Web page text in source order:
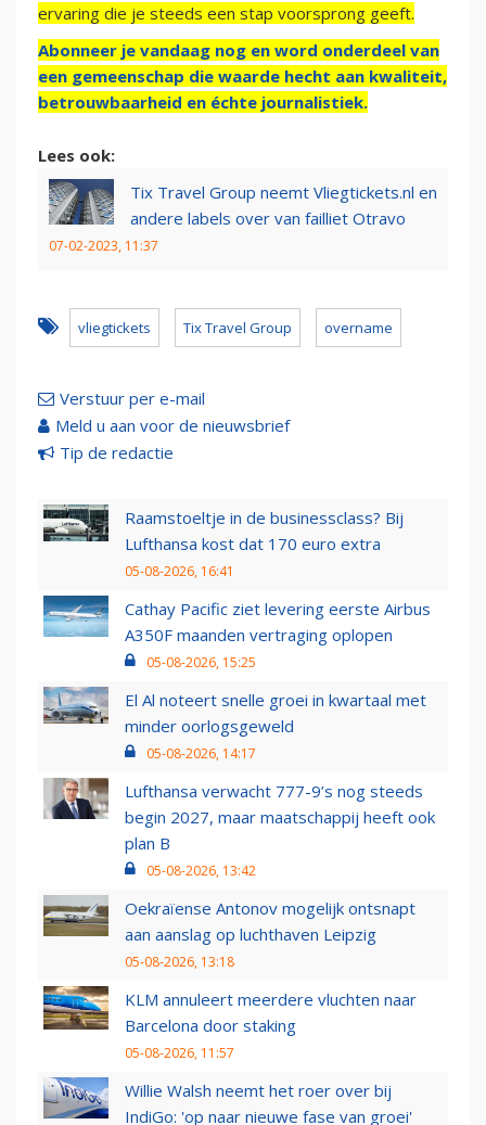
ervaring die je steeds een stap voorsprong geeft.
Abonneer je vandaag nog en word onderdeel van
een gemeenschap die waarde hecht aan kwaliteit,
betrouwbaarheid en échte journalistiek.
Lees ook:
Tix Travel Group neemt Vliegtickets.nl en
andere labels over van failliet Otravo
07-02-2023, 11:37
vliegtickets Tix Travel Group overname
Verstuur per e-mail
Meld u aan voor de nieuwsbrief
Tip de redactie
Raamstoeltje in de businessclass? Bij
Lufthansa kost dat 170 euro extra
05-08-2026, 16:41
Cathay Pacific ziet levering eerste Airbus
A350F maanden vertraging oplopen
05-08-2026, 15:25
El Al noteert snelle groei in kwartaal met
minder oorlogsgeweld
05-08-2026, 14:17
Lufthansa verwacht 777-9’s nog steeds
begin 2027, maar maatschappij heeft ook
plan B
05-08-2026, 13:42
Oekraïense Antonov mogelijk ontsnapt
aan aanslag op luchthaven Leipzig
05-08-2026, 13:18
KLM annuleert meerdere vluchten naar
Barcelona door staking
05-08-2026, 11:57
Willie Walsh neemt het roer over bij
IndiGo: 'op naar nieuwe fase van groei'